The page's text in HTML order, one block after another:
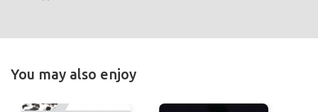
You may also enjoy